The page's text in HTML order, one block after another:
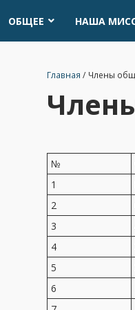
ОБЩЕЕ НАША
Главная / Члены
№
1
2
3
4
5
6